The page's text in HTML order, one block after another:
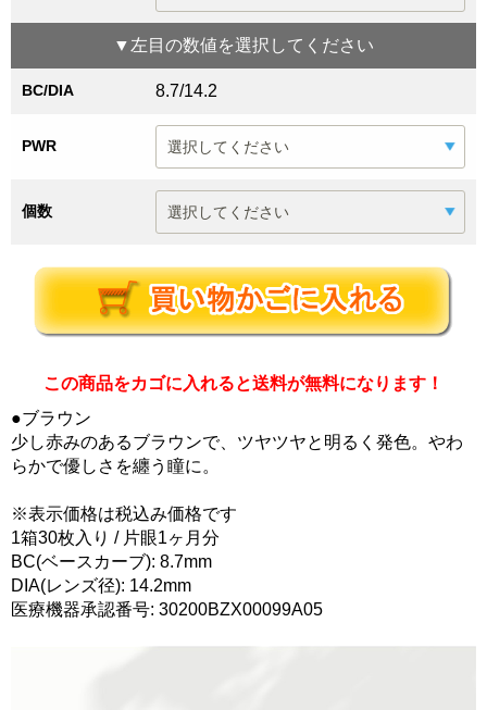
▼ 左目 の数値を選択してください
BC/DIA 8.7/14.2
PWR
個数
この商品をカゴに入れると送料が無料になります！
●ブラウン
少し赤みのあるブラウンで、ツヤツヤと明るく発色。やわ
らかで優しさを纏う瞳に。
※表示価格は税込み価格です
1箱30枚入り / 片眼1ヶ月分
BC(ベースカーブ): 8.7mm
DIA(レンズ径): 14.2mm
医療機器承認番号: 30200BZX00099A05